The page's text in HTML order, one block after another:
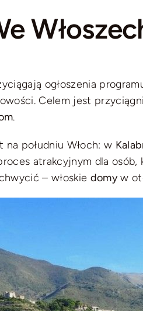
ogłoszenia
Celem jest
.
południu Włoch: w
atrakcyjnym dla osób,
– włoskie domyw